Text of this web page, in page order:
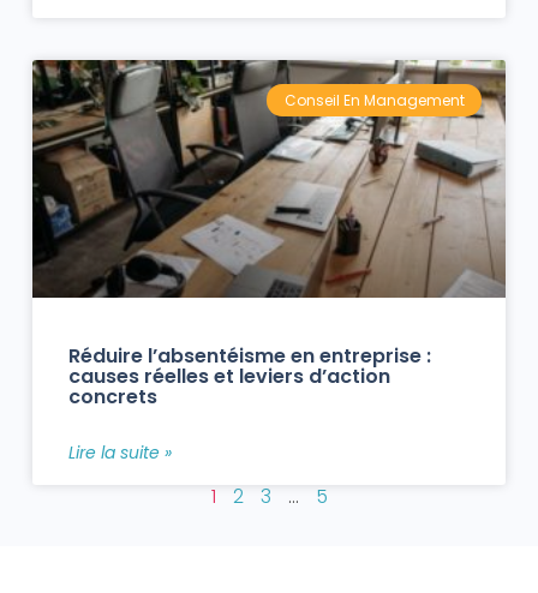
Conseil En Management
Réduire l’absentéisme en entreprise :
causes réelles et leviers d’action
concrets
Lire la suite »
1 2 3 … 5